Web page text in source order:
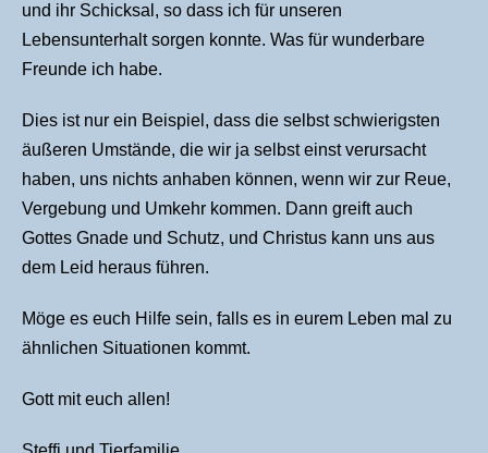
und ihr Schicksal, so dass ich für unseren
Lebensunterhalt sorgen konnte. Was für wunderbare
Freunde ich habe.
Dies ist nur ein Beispiel, dass die selbst schwierigsten
äußeren Umstände, die wir ja selbst einst verursacht
haben, uns nichts anhaben können, wenn wir zur Reue,
Vergebung und Umkehr kommen. Dann greift auch
Gottes Gnade und Schutz, und Christus kann uns aus
dem Leid heraus führen.
Möge es euch Hilfe sein, falls es in eurem Leben mal zu
ähnlichen Situationen kommt.
Gott mit euch allen!